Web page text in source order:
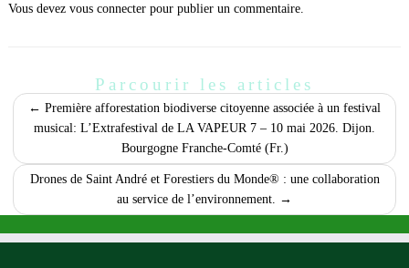
Vous devez vous connecterpour publier un commentaire.
Parcourir les articles
← Première afforestation biodiverse citoyenne associée à un festival
musical: L’Extrafestival de LA VAPEUR 7 – 10 mai 2026. Dijon.
Bourgogne Franche-Comté (Fr.)
Drones de Saint André et Forestiers du Monde® : une collaboration
au service de l’environnement.
→